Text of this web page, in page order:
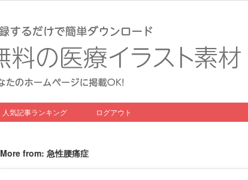
人気記事ランキング ログアウト
More from: 急性腰痛症